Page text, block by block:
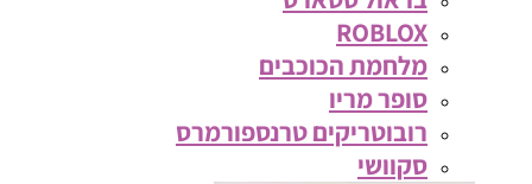
ROBLOX
מלחמת הכוכבים
סופר מריו
רובוטריקים טרנספורמרס
סקוושי